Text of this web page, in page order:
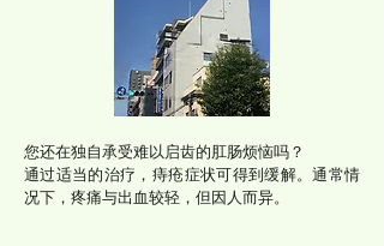
您还在独自承受难以启齿的肛肠烦恼吗？
通过适当的治疗，痔疮症状可得到缓解。通常情
况下，疼痛与出血较轻，但因人而异。